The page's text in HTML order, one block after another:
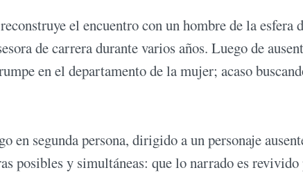
el encuentro con un hombre de la esfera
de carrera durante varios años. Luego de
en el departamento de la mujer; acaso
en segunda persona, dirigido a un personaje
posibles y simultáneas: que lo narrado es